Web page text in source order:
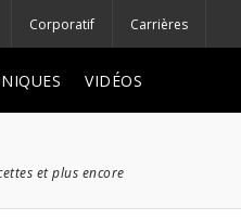
Corporatif Carrières
VIDÉOS
et plus encore